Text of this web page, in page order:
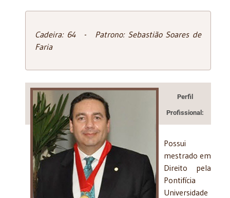
Cadeira: 64 - Patrono: Sebastião Soares de
Faria
Perfil
Profissional:
Possui
mestrado em
Direito pela
Pontifícia
Universidade